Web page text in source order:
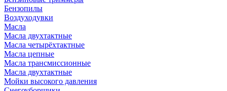
Бензопилы
Воздуходувки
Масла
Масла двухтактные
Масла четырёхтактные
Масла цепные
Масла трансмиссионные
Масла двухтактные
Мойки высокого давления